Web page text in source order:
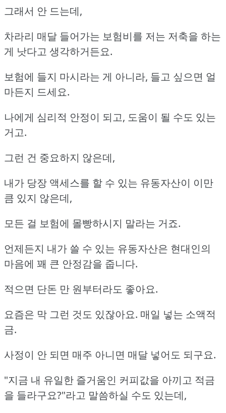
그래서 안 드는데,
차라리 매달 들어가는 보험비를 저는 저축을 하는
게 낫다고 생각하거든요.
보험에 들지 마시라는 게 아니라, 들고 싶으면 얼
마든지 드세요.
나에게 심리적 안정이 되고, 도움이 될 수도 있는
거고.
그런 건 중요하지 않은데,
내가 당장 액세스를 할 수 있는 유동자산이 이만
큼 있지 않은데,
모든 걸 보험에 몰빵하시지 말라는 거죠.
언제든지 내가 쓸 수 있는 유동자산은 현대인의
마음에 꽤 큰 안정감을 줍니다.
적으면 단돈 만 원부터라도 좋아요.
요즘은 막 그런 것도 있잖아요. 매일 넣는 소액적
금.
사정이 안 되면 매주 아니면 매달 넣어도 되구요.
"지금 내 유일한 즐거움인 커피값을 아끼고 적금
을 들라구요?"라고 말씀하실 수도 있는데,